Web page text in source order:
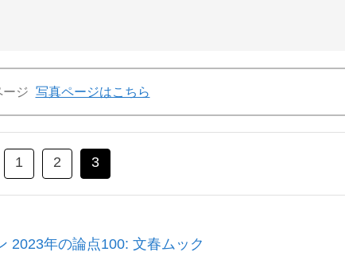
ージ 写真ページはこちら
1 2 3
2023年の論点100: 文春ムック